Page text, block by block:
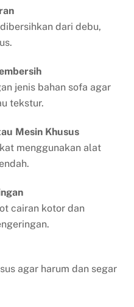
dari debu,
jenis bahan sofa agar
tekstur.
Mesin Khusus
menggunakan alat
cairan kotor dan
agar harum dan segar